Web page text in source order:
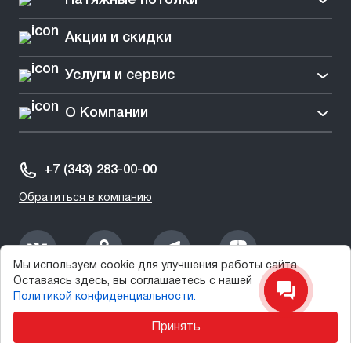
Акции и скидки
Услуги и сервис
О Компании
+7 (343) 283-00-00
Обратиться в компанию
2003-2025 © СтеклоДом
Мы используем cookie для улучшения работы сайта.
Оставаясь здесь, вы соглашаетесь с нашей
Политикой конфиденциальности.
Принять